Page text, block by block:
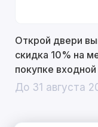
Открой двери
скидка 10% на
покупке
До 31 августа